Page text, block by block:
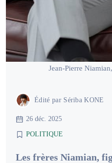
Jean-Pierre
Édité par Sériba KONE
26 déc. 2025
POLITIQUE
Les frères Niamian,